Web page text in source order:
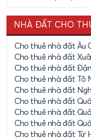
NHÀ ĐẤT CHO
Cho thuê nhà đất Âu
Cho thuê nhà đất
Cho thuê nhà đất
Cho thuê nhà đất Tô
Cho thuê nhà đất
Cho thuê nhà đất
Cho thuê nhà đất
Cho thuê nhà đất
Cho thuê nhà đất Từ